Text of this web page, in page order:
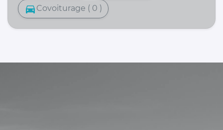
directions_car Covoiturage ( 0 )